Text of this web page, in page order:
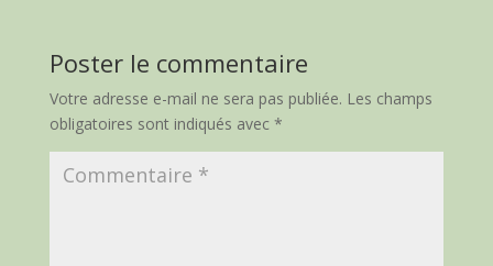
Poster le commentaire
Votre adresse e-mail ne sera pas publiée. Les champs
obligatoires sont indiqués avec *